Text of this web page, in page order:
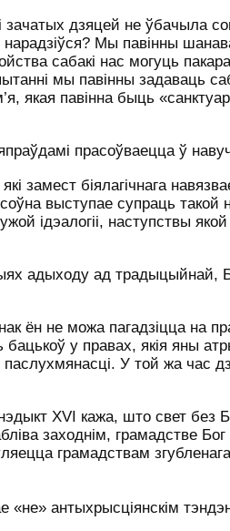
дзяцей не ўбачыла
Мы павінны
сабакі нас могуць
мы павінны задаваць
якая павінна быць
прасоўваецца ў
замест біялагічнага
выступае супраць такой
ідэалогіі, наступствы
адыходу ад традыцыйнай,
ён не можа пагадзіцца на
у правах, якія яны
У той жа час
XVI кажа, што свет без
заходнім, грамадстве Бог
грамадствам
«не» антыхрысціянскім